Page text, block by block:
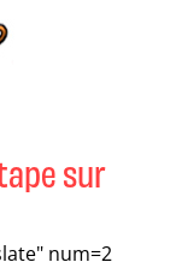
sur
num=2